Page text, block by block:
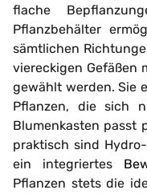
flache
Pflanzbehälter
sämtlichen
viereckigen Gefäßen
gewählt werden. Sie
Pflanzen, die sich
Blumenkasten passt
praktisch sind
ein integriertes
Pflanzen stets die